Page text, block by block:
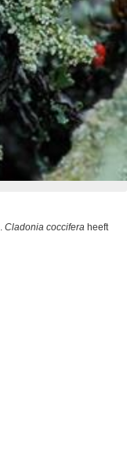
Cladonia coccifera heeft